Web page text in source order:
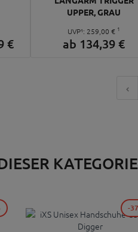
€
UPPER, GRAU
UVP¹: 259,00 € 1
ab 134,39€
KATEGORIE
-